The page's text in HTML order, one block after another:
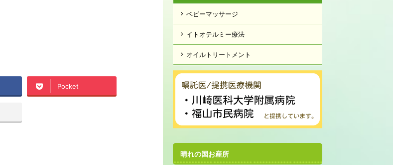
Pocket
ベビーマッサージ
イトオテルミー療法
オイルトリートメント
晴れの国お産所